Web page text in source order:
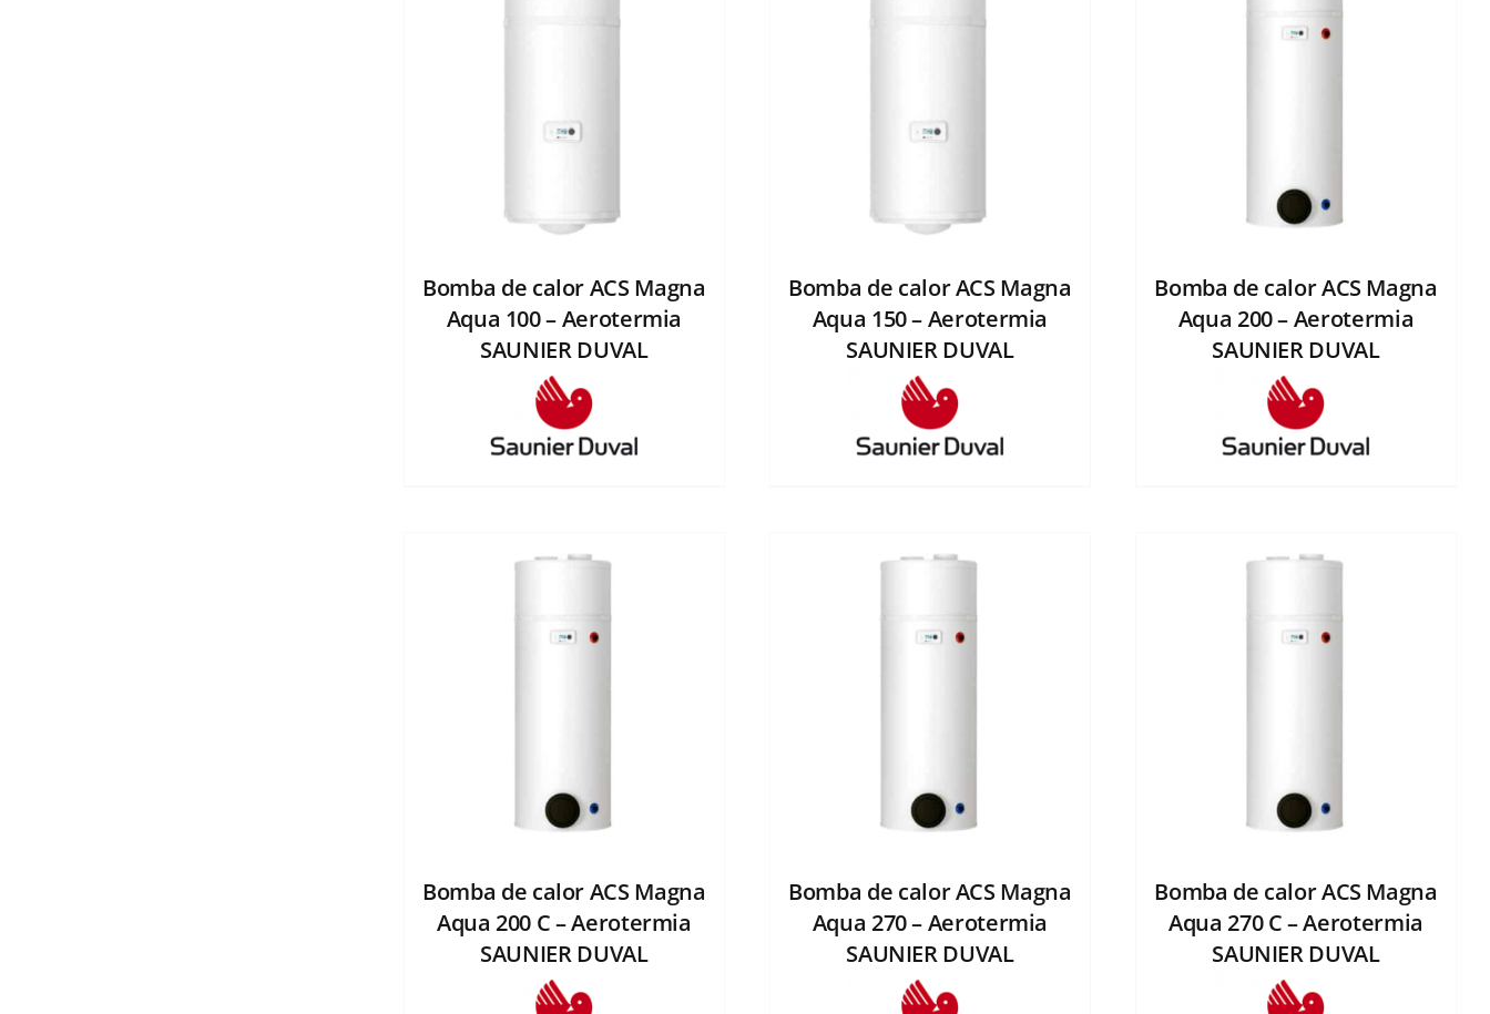
Bomba de calor ACS Magna
Aqua 100 – Aerotermia
SAUNIER DUVAL
Bomba de calor ACS Magna
Aqua 150 – Aerotermia
SAUNIER DUVAL
Bomba de calor ACS Magna
Aqua 200 – Aerotermia
SAUNIER DUVAL
Bomba de calor ACS Magna
Aqua 200 C – Aerotermia
SAUNIER DUVAL
Bomba de calor ACS Magna
Aqua 270 – Aerotermia
SAUNIER DUVAL
Bomba de calor ACS Magna
Aqua 270 C – Aerotermia
SAUNIER DUVAL